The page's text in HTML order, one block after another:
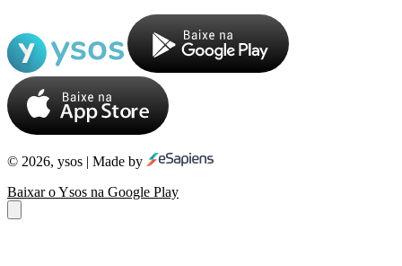
© 2026, ysos | Made by
Baixar o Ysos na Google Play